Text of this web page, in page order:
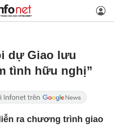
dự Giao lưu
tình hữu nghị”
ra chương trình giao